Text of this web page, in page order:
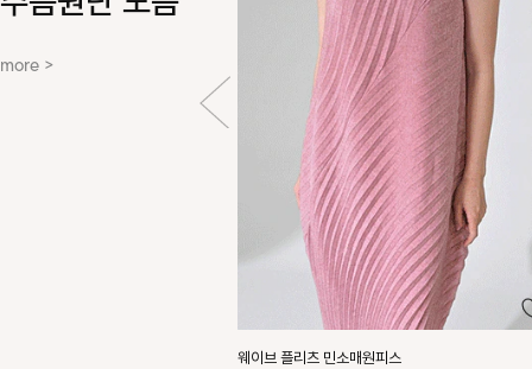
more >
웨이브 플리츠 민소매원피스